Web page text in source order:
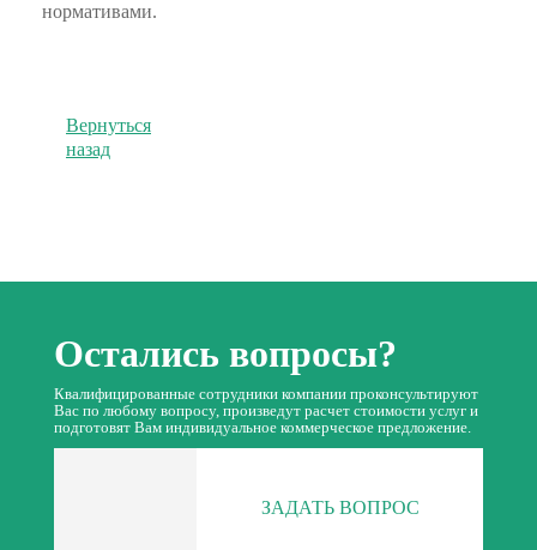
нормативами.
Вернуться
назад
Остались вопросы?
Квалифицированные сотрудники компании проконсультируют
Вас по любому вопросу, произведут расчет стоимости услуг и
подготовят Вам индивидуальное коммерческое предложение.
ЗАДАТЬ ВОПРОС